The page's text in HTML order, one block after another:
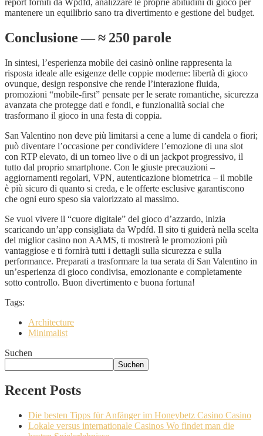
report forniti da Wpdfd, analizzare le proprie abitudini di gioco per
mantenere un equilibrio sano tra divertimento e gestione del budget.
Conclusione — ≈ 250 parole
In sintesi, l’esperienza mobile dei casinò online rappresenta la
risposta ideale alle esigenze delle coppie moderne: libertà di gioco
ovunque, design responsive che rende l’interazione fluida,
promozioni “mobile‑first” pensate per le serate romantiche, sicurezza
avanzata che protegge dati e fondi, e funzionalità social che
trasformano il gioco in una festa di coppia.
San Valentino non deve più limitarsi a cene a lume di candela o fiori;
può diventare l’occasione per condividere l’emozione di una slot
con RTP elevato, di un torneo live o di un jackpot progressivo, il
tutto dal proprio smartphone. Con le giuste precauzioni –
aggiornamenti regolari, VPN, autenticazione biometrica – il mobile
è più sicuro di quanto si creda, e le offerte esclusive garantiscono
che ogni euro speso sia valorizzato al massimo.
Se vuoi vivere il “cuore digitale” del gioco d’azzardo, inizia
scaricando un’app consigliata da Wpdfd. Il sito ti guiderà nella scelta
del miglior casino non AAMS, ti mostrerà le promozioni più
vantaggiose e ti fornirà tutti i dettagli sulla sicurezza e sulla
performance. Preparati a trasformare la tua serata di San Valentino in
un’esperienza di gioco condivisa, emozionante e completamente
sotto controllo. Buon divertimento e buona fortuna!
Tags:
Architecture
Minimalist
Suchen
Suchen
Recent Posts
Die besten Tipps für Anfänger im Honeybetz Casino Casino
Lokale versus internationale Casinos Wo findet man die